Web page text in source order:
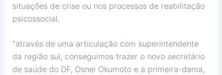
situações de crise ou nos processos de reabilitação
psicossocial.
“através de uma articulação com superintendente
da região sul, conseguimos trazer o novo secretário
de saúde do DF, Osnei Okumoto e a primeira-dama,